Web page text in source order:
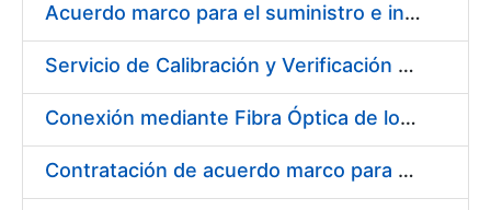
Acuerdo marco para el suministro e instalación de persianas, estores y otros complementos
Servicio de Calibración y Verificación Externa de los Equipos de Medición del Servicio de Prevención de la FNMT-RCM
Conexión mediante Fibra Óptica de los Centros de Proceso de Datos (CPDs) de las sedes de la FNMT-RCM de Burgos y Madrid
Contratación de acuerdo marco para el Suministro de Material de Electricidad para la Fábrica Nacional de Moneda y Timbre-Real Casa de la Moneda en su centro de trabajo de Burgos